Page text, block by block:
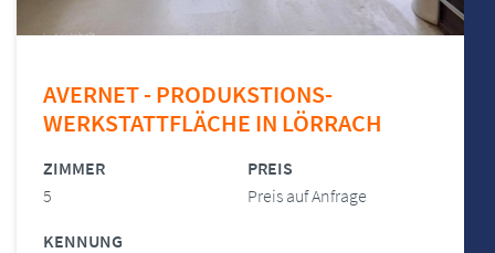
AVERNET - PRODUKSTIONS-
WERKSTATTFLÄCHE IN LÖRRACH
ZIMMER
5
PREIS
Preis auf Anfrage
KENNUNG